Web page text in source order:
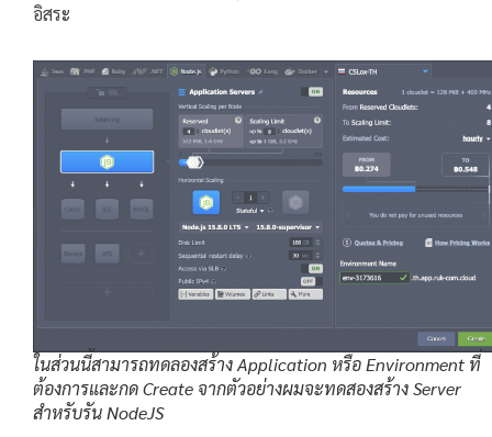
อิสระ
ในส่วนนี้สามารถทดลองสร้าง Application หรือ Environment ที่
ต้องการและกด Create จากตัวอย่างผมจะทดสองสร้าง Server
สำหรับรัน NodeJS